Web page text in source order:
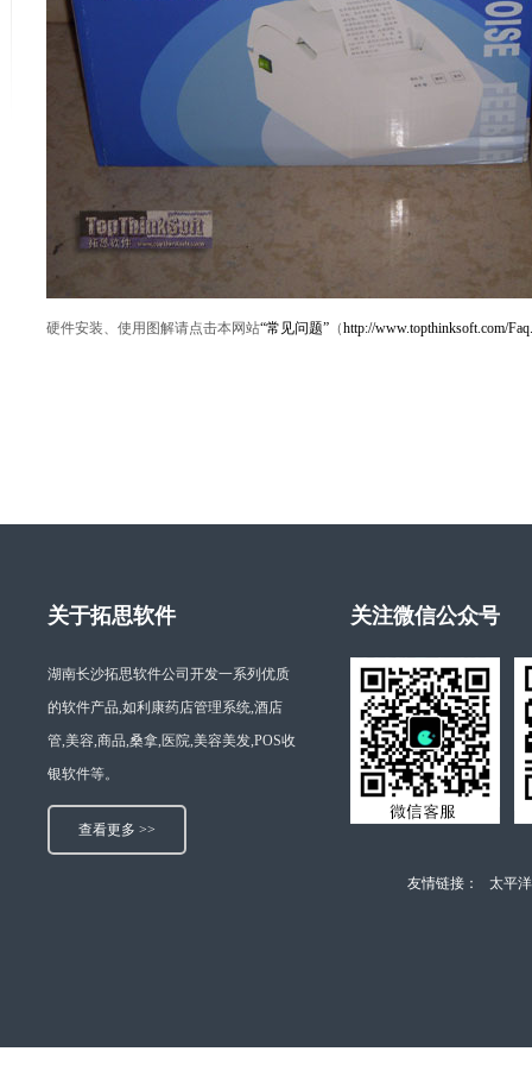
硬件安装、使用图解请点击本网站“常见问题” （http://www.topthinksoft.com/
关于拓思软件
湖南长沙拓思软件公司开发一系列优质
的软件产品,如利康药店管理系统,酒店
管,美容,商品,桑拿,医院,美容美发,POS收
银软件等。
查看更多 >>
关注微信公众号
友情链接： 太平